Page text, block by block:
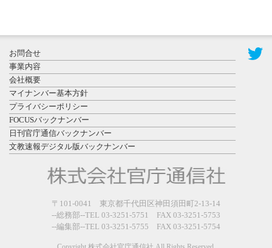
県警等と大
規模災害時
連携協定を
締結し...
2026年7月27
日更新
政経学部の
来春開設決
定を祝...
お問合せ
事業内容
会社概要
マイナンバー基本方針
プライバシーポリシー
FOCUSバックナンバー
日刊官庁通信バックナンバー
文教速報デジタル版バックナンバー
〒101-0041 東京都千代田区神田須田町2-13-14
--総務部--TEL 03-3251-5751 FAX 03-3251-5753
--編集部--TEL 03-3251-5755 FAX 03-3251-5754